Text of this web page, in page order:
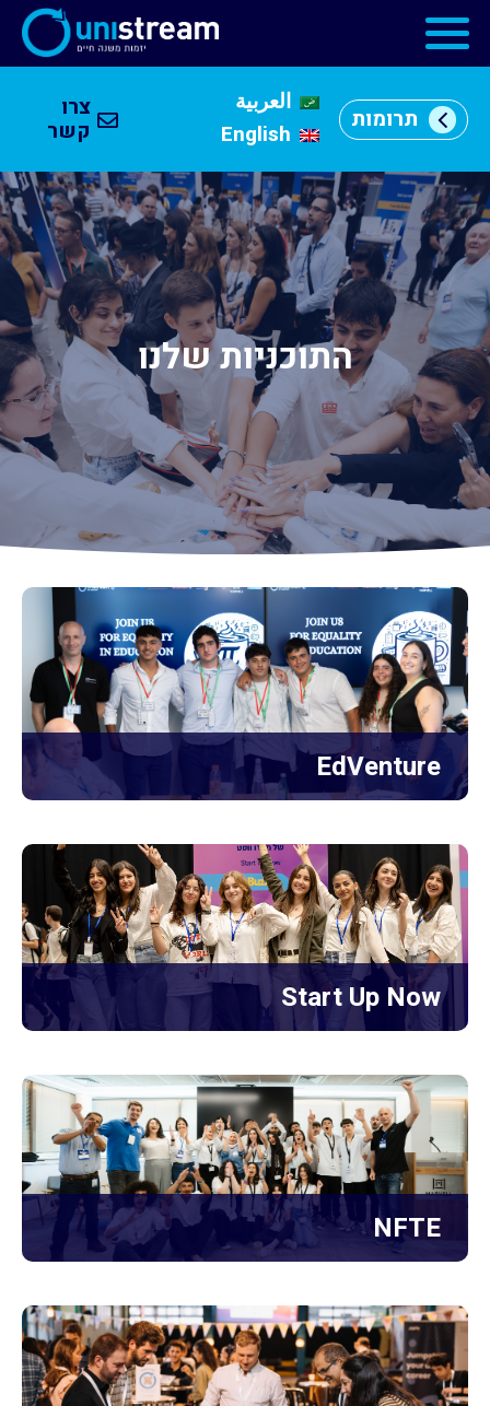
מי
אנחנו
מרכזי
יזמות
התוכניות
שלנו
קהילה
עסקית
לדרך
הבוגרים
מיזמים
כתבו
עלינו
Global
תרומות
العربية
English
צרו
קשר
תוכן
מרכזי
התוכניות שלנו
EdVenture
Start Up Now
NFTE